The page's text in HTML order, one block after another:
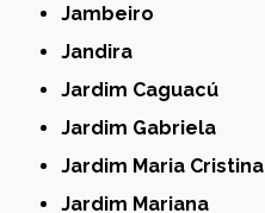
Jambeiro
Jandira
Jardim Caguacú
Jardim Gabriela
Jardim Maria Cristina
Jardim Mariana